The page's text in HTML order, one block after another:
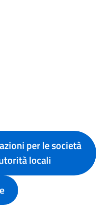
per le società
locali